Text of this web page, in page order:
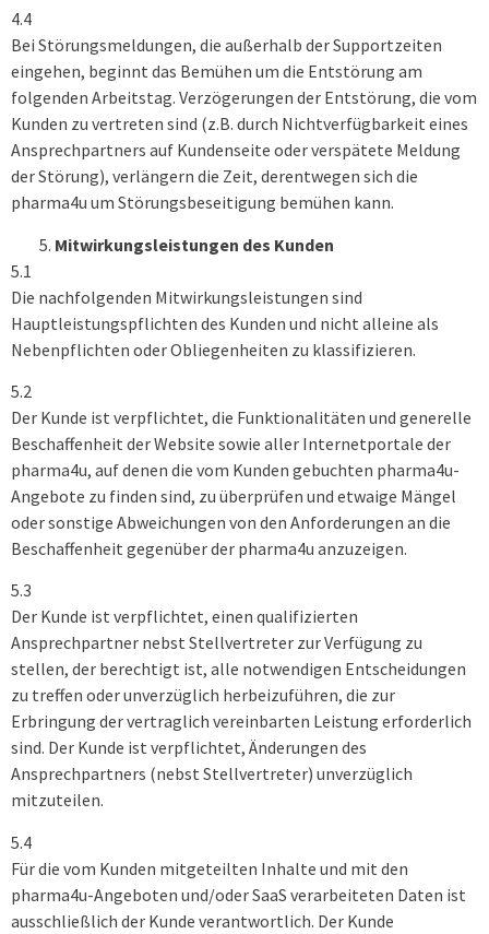
4.4
Bei Störungsmeldungen, die außerhalb der Supportzeiten
eingehen, beginnt das Bemühen um die Entstörung am
folgenden Arbeitstag. Verzögerungen der Entstörung, die vom
Kunden zu vertreten sind (z.B. durch Nichtverfügbarkeit eines
Ansprechpartners auf Kundenseite oder verspätete Meldung
der Störung), verlängern die Zeit, derentwegen sich die
pharma4u um Störungsbeseitigung bemühen kann.
Mitwirkungsleistungen des Kunden
5.1
Die nachfolgenden Mitwirkungsleistungen sind
Hauptleistungspflichten des Kunden und nicht alleine als
Nebenpflichten oder Obliegenheiten zu klassifizieren.
5.2
Der Kunde ist verpflichtet, die Funktionalitäten und generelle
Beschaffenheit der Website sowie aller Internetportale der
pharma4u, auf denen die vom Kunden gebuchten pharma4u-
Angebote zu finden sind, zu überprüfen und etwaige Mängel
oder sonstige Abweichungen von den Anforderungen an die
Beschaffenheit gegenüber der pharma4u anzuzeigen.
5.3
Der Kunde ist verpflichtet, einen qualifizierten
Ansprechpartner nebst Stellvertreter zur Verfügung zu
stellen, der berechtigt ist, alle notwendigen Entscheidungen
zu treffen oder unverzüglich herbeizuführen, die zur
Erbringung der vertraglich vereinbarten Leistung erforderlich
sind. Der Kunde ist verpflichtet, Änderungen des
Ansprechpartners (nebst Stellvertreter) unverzüglich
mitzuteilen.
5.4
Für die vom Kunden mitgeteilten Inhalte und mit den
pharma4u-Angeboten und/oder SaaS verarbeiteten Daten ist
ausschließlich der Kunde verantwortlich. Der Kunde